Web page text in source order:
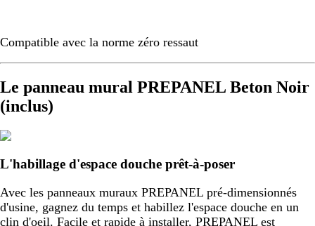
Compatible avec la norme zéro ressaut
Le panneau mural PREPANEL Beton Noir
(inclus)
L'habillage d'espace douche prêt-à-poser
Avec les panneaux muraux PREPANEL pré-dimensionnés
d'usine, gagnez du temps et habillez l'espace douche en un
clin d'oeil. Facile et rapide à installer, PREPANEL est